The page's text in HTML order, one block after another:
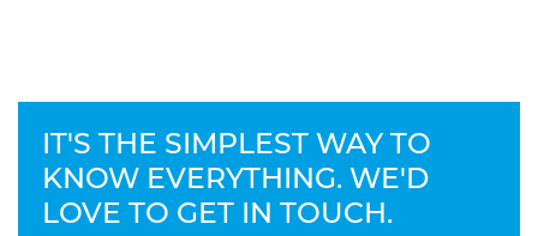
IT'S THE SIMPLEST WAY TO
KNOW EVERYTHING. WE'D
LOVE TO GET IN TOUCH.